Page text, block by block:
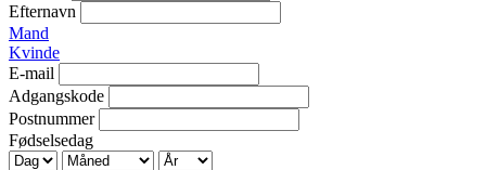
Efternavn
Mand
Kvinde
E-mail
Adgangskode
Postnummer
Fødselsedag